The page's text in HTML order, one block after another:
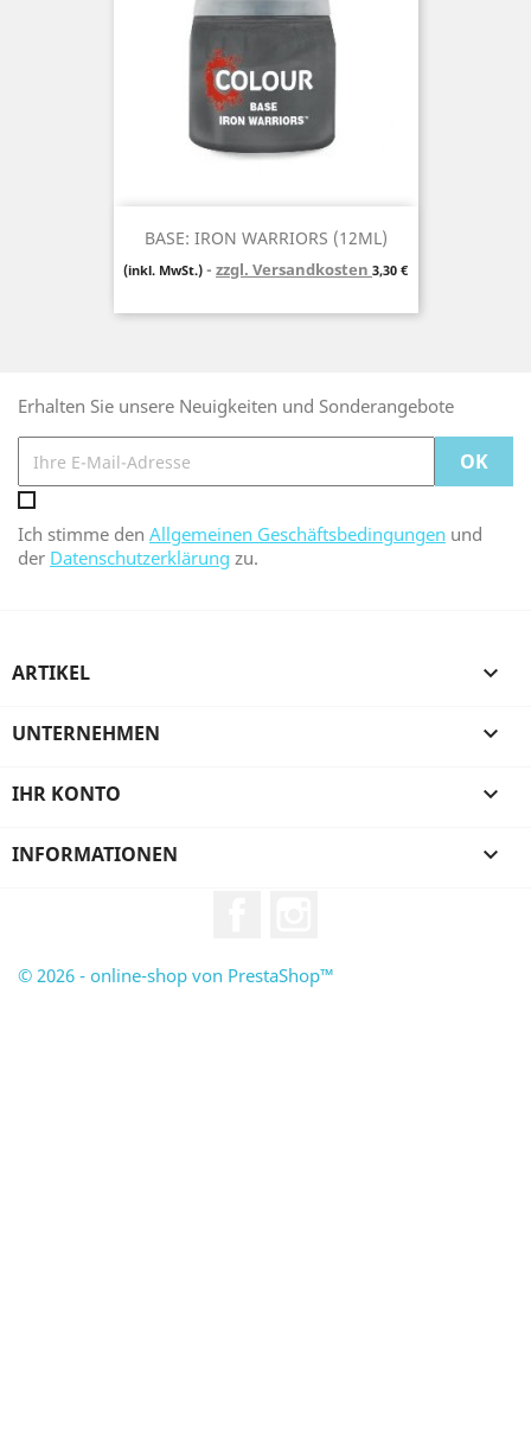
BASE: IRON WARRIORS (12ML)
(inkl. MwSt.) zzgl. Versandkosten Preis
3,30 €
Erhalten Sie unsere Neuigkeiten und Sonderangebote
Ich stimme den Allgemeinen Geschäftsbedingungen und
der Datenschutzerklärung zu.
ARTIKEL 
UNTERNEHMEN 
IHR KONTO 
INFORMATIONEN 
© 2026 - online-shop von PrestaShop™